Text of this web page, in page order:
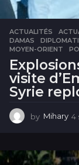
ACTUALITÉS
DAMAS
,
MOYEN-ORIENT
,
visite
Syrie
by Mihary 4